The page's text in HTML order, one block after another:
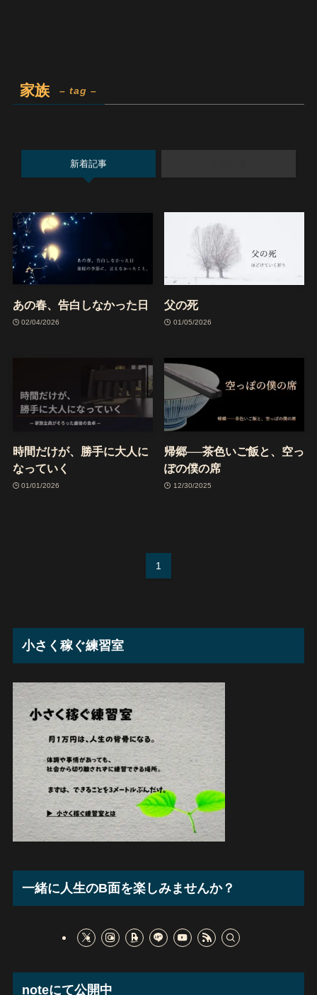
家族 – tag –
新着記事
あの春、告白しなかった日
02/04/2026
父の死
01/05/2026
時間だけが、勝手に大人に
なっていく
01/01/2026
帰郷──茶色いご飯と、空っ
ぽの僕の席
12/30/2025
1
小さく稼ぐ練習室
一緒に人生のB面を楽しみませんか？
noteにて公開中